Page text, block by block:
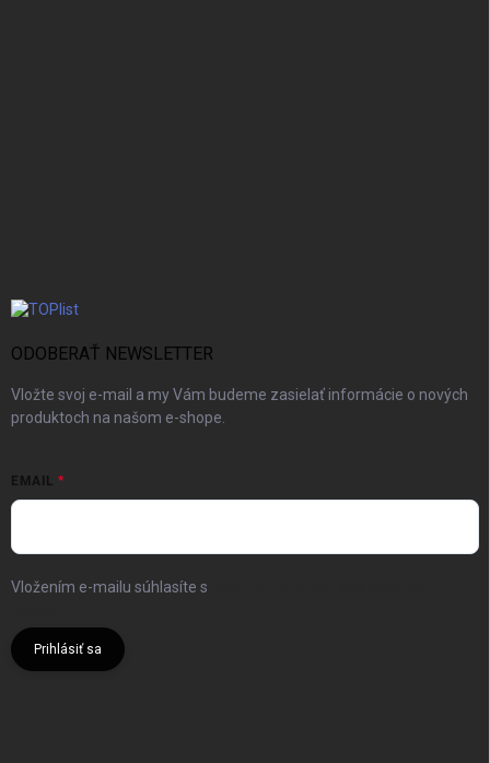
ODOBERAŤ NEWSLETTER
Vložte svoj e-mail a my Vám budeme zasielať informácie o nových
produktoch na našom e-shope.
EMAIL
Vložením e-mailu súhlasíte s
Prihlásiť sa